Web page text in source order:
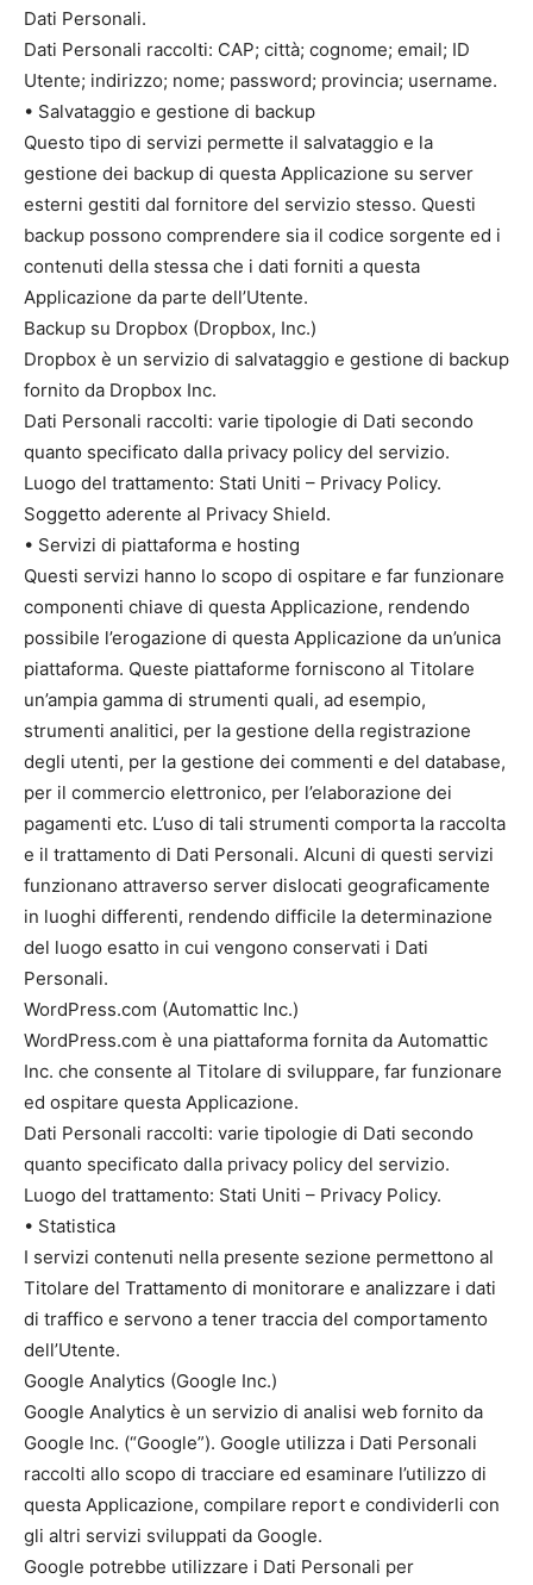
Dati Personali.
Dati Personali raccolti: CAP; città; cognome; email; ID
Utente; indirizzo; nome; password; provincia; username.
• Salvataggio e gestione di backup
Questo tipo di servizi permette il salvataggio e la
gestione dei backup di questa Applicazione su server
esterni gestiti dal fornitore del servizio stesso. Questi
backup possono comprendere sia il codice sorgente ed i
contenuti della stessa che i dati forniti a questa
Applicazione da parte dell’Utente.
Backup su Dropbox (Dropbox, Inc.)
Dropbox è un servizio di salvataggio e gestione di backup
fornito da Dropbox Inc.
Dati Personali raccolti: varie tipologie di Dati secondo
quanto specificato dalla privacy policy del servizio.
Luogo del trattamento: Stati Uniti – Privacy Policy.
Soggetto aderente al Privacy Shield.
• Servizi di piattaforma e hosting
Questi servizi hanno lo scopo di ospitare e far funzionare
componenti chiave di questa Applicazione, rendendo
possibile l’erogazione di questa Applicazione da un’unica
piattaforma. Queste piattaforme forniscono al Titolare
un’ampia gamma di strumenti quali, ad esempio,
strumenti analitici, per la gestione della registrazione
degli utenti, per la gestione dei commenti e del database,
per il commercio elettronico, per l’elaborazione dei
pagamenti etc. L’uso di tali strumenti comporta la raccolta
e il trattamento di Dati Personali. Alcuni di questi servizi
funzionano attraverso server dislocati geograficamente
in luoghi differenti, rendendo difficile la determinazione
del luogo esatto in cui vengono conservati i Dati
Personali.
WordPress.com (Automattic Inc.)
WordPress.com è una piattaforma fornita da Automattic
Inc. che consente al Titolare di sviluppare, far funzionare
ed ospitare questa Applicazione.
Dati Personali raccolti: varie tipologie di Dati secondo
quanto specificato dalla privacy policy del servizio.
Luogo del trattamento: Stati Uniti – Privacy Policy.
• Statistica
I servizi contenuti nella presente sezione permettono al
Titolare del Trattamento di monitorare e analizzare i dati
di traffico e servono a tener traccia del comportamento
dell’Utente.
Google Analytics (Google Inc.)
Google Analytics è un servizio di analisi web fornito da
Google Inc. (“Google”). Google utilizza i Dati Personali
raccolti allo scopo di tracciare ed esaminare l’utilizzo di
questa Applicazione, compilare report e condividerli con
gli altri servizi sviluppati da Google.
Google potrebbe utilizzare i Dati Personali per